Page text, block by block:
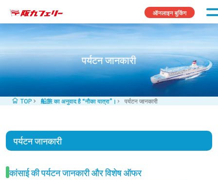
ऑनलाइन बुकिंग
पर्यटन जानकारी
TOP 船旅 का अनुवाद है “नौका यात्रा”। पर्यटन जानकारी
पर्यटन जानकारी
कांसाई की पर्यटन जानकारी और विशेष ऑफर